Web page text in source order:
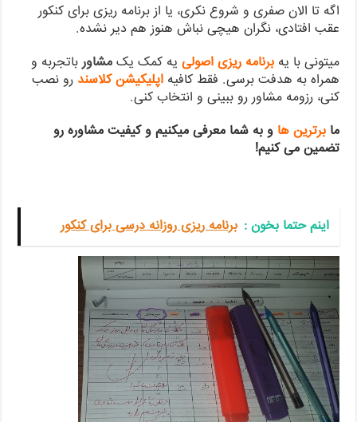
اگه تا الان صفری و شروع نکری، یا از برنامه ریزی برای کنکور
عقب افتادی، نگران هیچی نباش هنوز هم دیر نشده.
میتونی با یهبرنامه ریزی اصولی یه کمک یکمشاور باتجربه و
همراه به هدفت برسی. فقط کافیهاپلیکیشن کلاسند رو نصب
کنی، رزومه مشاور رو ببینی و انتخاب کنی.
مابرترین ها و به شما معرفی میکنیم و کیفیت مشاوره رو
تضمین می کنیم!
اینم حتما بخون‌ : برنامه ریزی روزانه درسی برای کنکور